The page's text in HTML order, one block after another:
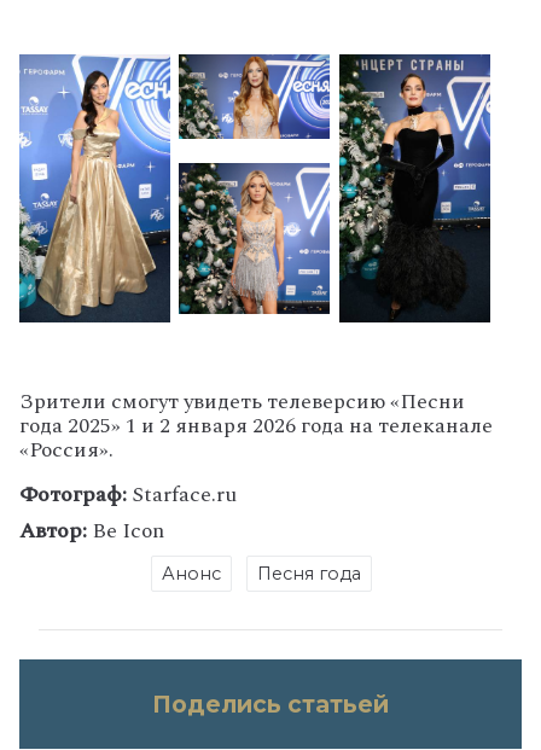
'
Зрители смогут увидеть телеверсию «Песни
года 2025» 1 и 2 января 2026 года на телеканале
«Россия».
Фотограф:Starface.ru
Автор:Be Icon
Анонс Песня года
Поделись статьей